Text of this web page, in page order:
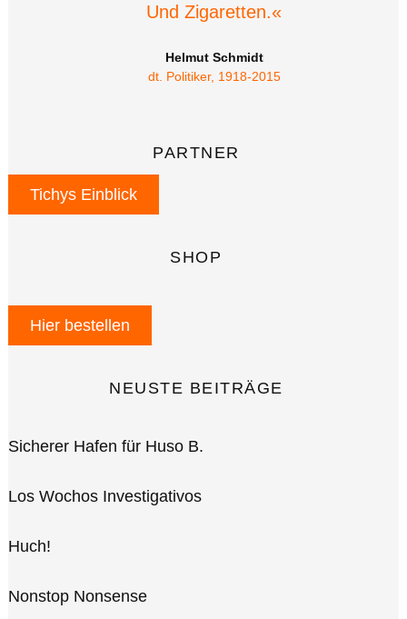
Und Zigaretten.«
Helmut Schmidt
dt. Politiker, 1918-2015
PARTNER
Tichys Einblick
SHOP
Hier bestellen
NEUSTE BEITRÄGE
Sicherer Hafen für Huso B.
Los Wochos Investigativos
Huch!
Nonstop Nonsense